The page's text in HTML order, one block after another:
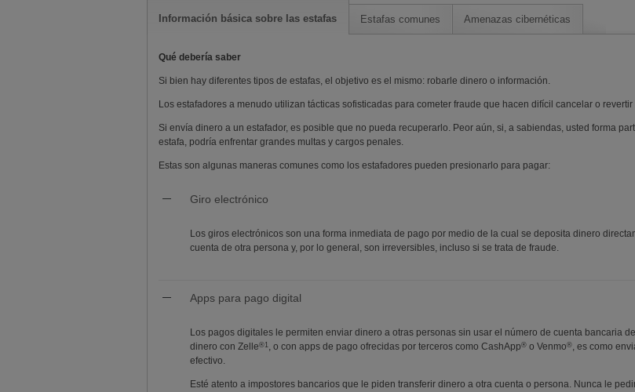
Información básica sobre las estafas Estafas comunes Amenazas cibernéticas
Qué debería saber
Si bien hay diferentes tipos de estafas, el objetivo es el mismo: robarle dinero o información.
Los estafadores a menudo utilizan tácticas sofisticadas para cometer fraude que hacen difícil cancelar o
Si envía dinero a un estafador, es posible que no pueda recuperarlo. Peor aún, si, a sabiendas, usted forma
estafa, podría enfrentar grandes multas y cargos penales.
Estas son algunas maneras comunes como los estafadores pueden presionarlo para pagar:
Giro electrónico
Los giros electrónicos son una forma inmediata de pago por medio de la cual se deposita dinero
cuenta de otra persona y, por lo general, son irreversibles, incluso si se trata de fraude.
Apps para pago digital
Los pagos digitales le permiten enviar dinero a otras personas sin usar el número de cuenta bancaria
dinero con Zelle®Nota al pie 11 , o con apps de pago ofrecidas por terceros como CashApp® o Venmo®, es como
efectivo.
Esté atento a impostores bancarios que le piden transferir dinero a otra cuenta o persona. Nunca le